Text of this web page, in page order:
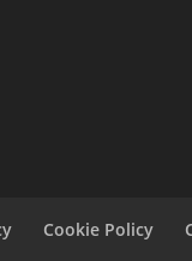
Cookie Policy